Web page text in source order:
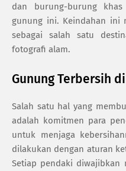
dan burung-burung khas
gunung ini. Keindahan ini
sebagai salah satu
fotografi alam.
Gunung Terbersih
Salah satu hal yang
adalah komitmen para
untuk menjaga
dilakukan dengan aturan
Setiap pendaki diwajibkan